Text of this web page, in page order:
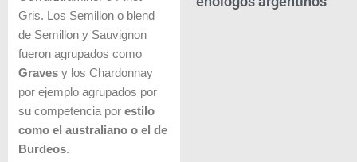
Gris. Los Semillon o blend
de Semillon y Sauvignon
fueron agrupados como
Gravesy los Chardonnay
por ejemplo agrupados por
su competencia por estilo
como el australiano o el de
Burdeos.